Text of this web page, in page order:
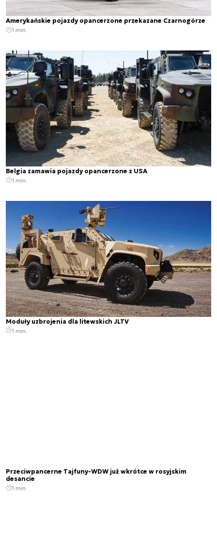
Amerykańskie pojazdy opancerzone przekazane Czarnogórze
1 min.
Belgia zamawia pojazdy opancerzone z USA
1 min.
Moduły uzbrojenia dla litewskich JLTV
1 min.
Przeciwpancerne Tajfuny-WDW już wkrótce w rosyjskim
desancie
1 min.